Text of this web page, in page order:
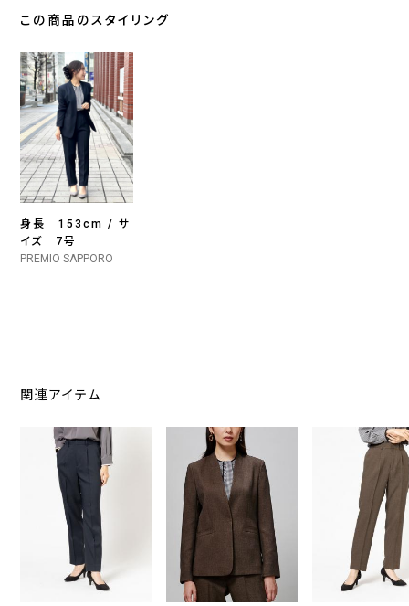
この商品のスタイリング
身長 153cm / サ
イズ 7号
PREMIO SAPPORO
関連アイテム